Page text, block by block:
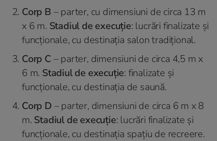
Corp B – parter, cu dimensiuni de circa 13 m
x 6 m. Stadiul de execuție: lucrări finalizate și
funcționale, cu destinația salon tradițional.
Corp C – parter, dimensiuni de circa 4,5 m x
6 m. Stadiul de execuție: finalizate și
funcționale, cu destinația de saună.
Corp D – parter, dimensiuni de circa 6 m x 8
m. Stadiul de execuție: lucrări finalizate și
funcționale, cu destinația spațiu de recreere.